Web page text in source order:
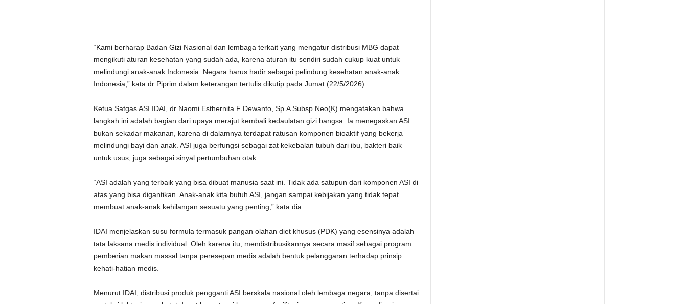
“Kami berharap Badan Gizi Nasional dan lembaga terkait yang mengatur distribusi MBG dapat
mengikuti aturan kesehatan yang sudah ada, karena aturan itu sendiri sudah cukup kuat untuk
melindungi anak-anak Indonesia. Negara harus hadir sebagai pelindung kesehatan anak-anak
Indonesia,” kata dr Piprim dalam keterangan tertulis dikutip pada Jumat (22/5/2026).
Ketua Satgas ASI IDAI, dr Naomi Esthernita F Dewanto, Sp.A Subsp Neo(K) mengatakan bahwa
langkah ini adalah bagian dari upaya merajut kembali kedaulatan gizi bangsa. Ia menegaskan ASI
bukan sekadar makanan, karena di dalamnya terdapat ratusan komponen bioaktif yang bekerja
melindungi bayi dan anak. ASI juga berfungsi sebagai zat kekebalan tubuh dari ibu, bakteri baik
untuk usus, juga sebagai sinyal pertumbuhan otak.
“ASI adalah yang terbaik yang bisa dibuat manusia saat ini. Tidak ada satupun dari komponen ASI di
atas yang bisa digantikan. Anak-anak kita butuh ASI, jangan sampai kebijakan yang tidak tepat
membuat anak-anak kehilangan sesuatu yang penting,” kata dia.
IDAI menjelaskan susu formula termasuk pangan olahan diet khusus (PDK) yang esensinya adalah
tata laksana medis individual. Oleh karena itu, mendistribusikannya secara masif sebagai program
pemberian makan massal tanpa peresepan medis adalah bentuk pelanggaran terhadap prinsip
kehati-hatian medis.
Menurut IDAI, distribusi produk pengganti ASI berskala nasional oleh lembaga negara, tanpa disertai